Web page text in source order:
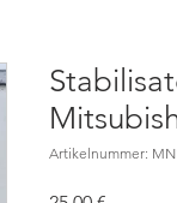
Artikelnummer: